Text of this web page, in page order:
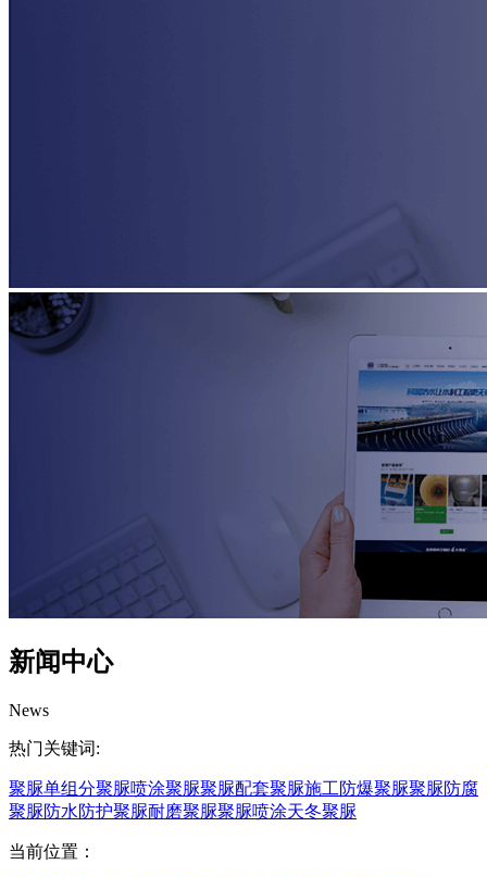
新闻中心
News
热门关键词:
聚脲单组分聚脲喷涂聚脲聚脲配套聚脲施工防爆聚脲聚脲防腐
聚脲防水防护聚脲耐磨聚脲聚脲喷涂天冬聚脲
当前位置：